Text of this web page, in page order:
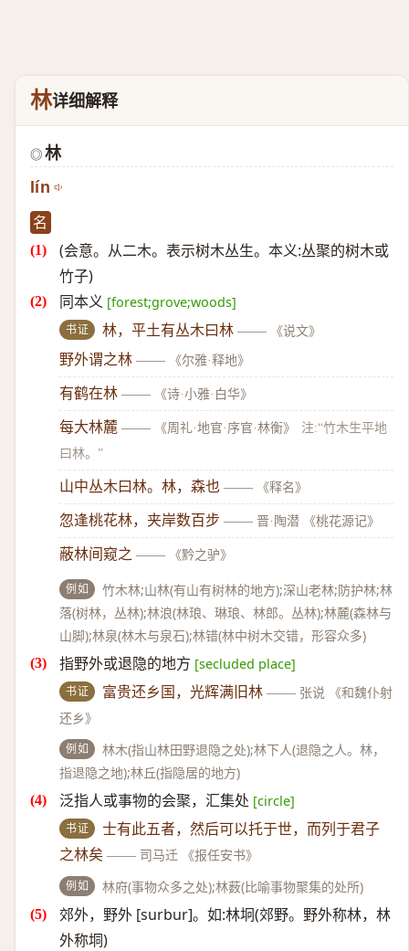
林详细解释
◎ 林
lín
名
(会意。从二木。表示树木丛生。本义:丛聚的树木或
竹子)
同本义 [forest;grove;woods]
书证 林，平土有丛木曰林 —— 《说文》
野外谓之林 —— 《尔雅·释地》
有鹤在林 —— 《诗·小雅·白华》
每大林麓 —— 《周礼·地官·序官·林衡》
注:“竹木生平地
曰林。”
山中丛木曰林。林，森也 —— 《释名》
忽逢桃花林，夹岸数百步 —— 晋·陶潜 《桃花源记》
蔽林间窥之 —— 《黔之驴》
例如
竹木林;山林(有山有树林的地方);深山老林;防护林;林
落(树林，丛林);林浪(林琅、琳琅、林郎。丛林);林麓(森林与
山脚);林泉(林木与泉石);林错(林中树木交错，形容众多)
指野外或退隐的地方 [secluded place]
书证 富贵还乡国，光辉满旧林 —— 张说 《和魏仆射
还乡》
例如
林木(指山林田野退隐之处);林下人(退隐之人。林，
指退隐之地);林丘(指隐居的地方)
泛指人或事物的会聚，汇集处 [circle]
书证
士有此五者，然后可以托于世，而列于君子
之林矣 —— 司马迁 《报任安书》
例如 林府(事物众多之处);林薮(比喻事物聚集的处所)
郊外，野外 [surbur]。如:林坰(郊野。野外称林，林
外称垌)